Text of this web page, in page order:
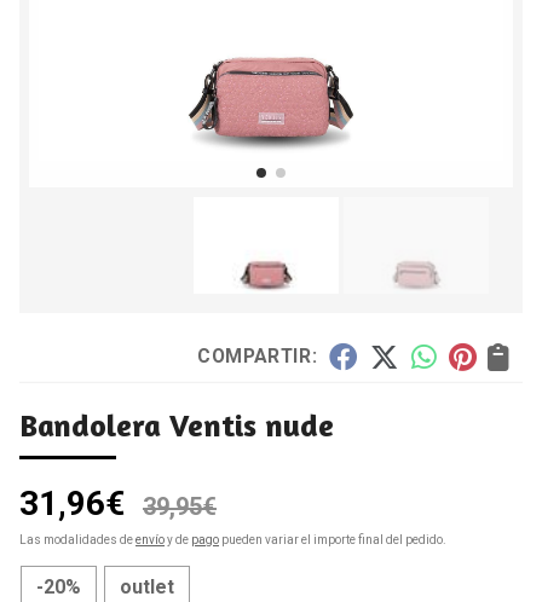
COMPARTIR:
Bandolera Ventis nude
31,96€ 39,95€
Las modalidades deenvíoy de pago pueden variar el importe final del pedido.
-20% outlet